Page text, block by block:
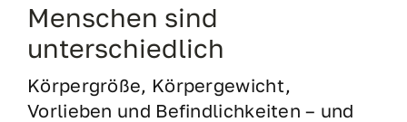
Menschen sind
unterschiedlich
Körpergröße, Körpergewicht,
Vorlieben und Befindlichkeiten – und